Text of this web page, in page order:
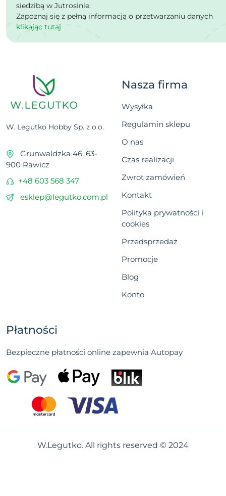
siedzibą w Jutrosinie.
Zapoznaj się z pełną informacją o przetwarzaniu danych
klikając tutaj
W. Legutko Hobby Sp. z o.o.
Grunwaldzka 46, 63-
900 Rawicz
+48 603 568 347
esklep@legutko.com.pl
Nasza firma
Wysyłka
Regulamin sklepu
O nas
Czas realizacji
Zwrot zamówień
Kontakt
Polityka prywatności i
cookies
Przedsprzedaż
Promocje
Blog
Konto
Płatności
Bezpieczne płatności online zapewnia Autopay
W.Legutko. All rights reserved © 2024